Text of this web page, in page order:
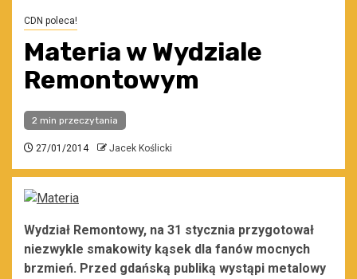
CDN poleca!
Materia w Wydziale
Remontowym
2 min przeczytania
27/01/2014 Jacek Koślicki
Wydział Remontowy, na 31 stycznia przygotował
niezwykle smakowity kąsek dla fanów mocnych
brzmień. Przed gdańską publiką wystąpi metalowy